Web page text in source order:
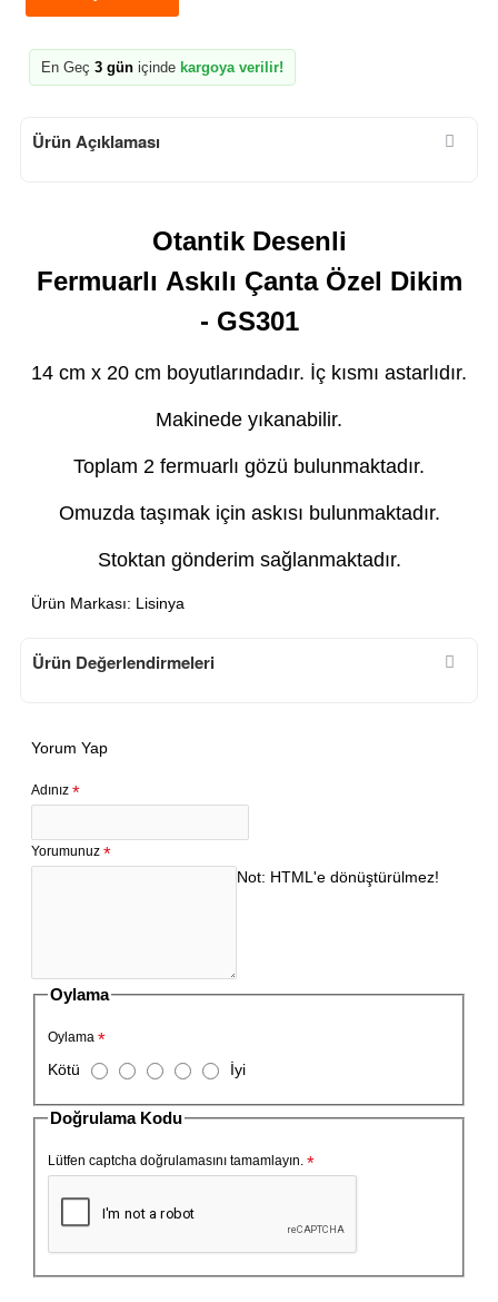
En Geç 3 gün içinde kargoya verilir!
Ürün Açıklaması
Otantik Desenli
Fermuarlı Askılı Çanta Özel Dikim
- GS301
14 cm x 20 cm boyutlarındadır. İç kısmı astarlıdır.
Makinede yıkanabilir.
Toplam 2 fermuarlı gözü bulunmaktadır.
Omuzda taşımak için askısı bulunmaktadır.
Stoktan gönderim sağlanmaktadır.
Ürün Markası: Lisinya
Ürün Değerlendirmeleri
Yorum Yap
Adınız
Yorumunuz
Not: HTML'e dönüştürülmez!
Oylama
Oylama
Kötü İyi
Doğrulama Kodu
Lütfen captcha doğrulamasını tamamlayın.